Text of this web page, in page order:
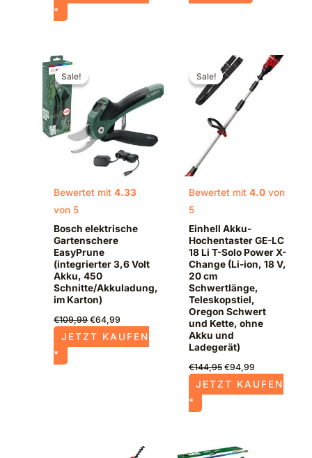
*
Sale!
Sale!
Bewertet mit4.33
von 5
Bosch elektrische
Gartenschere
EasyPrune
(integrierter 3,6 Volt
Akku, 450
Schnitte/Akkuladung,
im Karton)
€109,99 €64,99
€64,99.
JETZT KAUFEN
*
Sale!
Sale!
Bewertet mit 4.0von
5
Einhell Akku-
Hochentaster GE-LC
18 Li T-Solo Power X-
Change (Li-ion, 18 V,
20 cm
Schwertlänge,
Teleskopstiel,
Oregon Schwert
und Kette, ohne
Akku und
Ladegerät)
€144,95
Ursprünglicher
Preis
war:
€144,95
€94,99
Aktueller
Preis
ist:
€94,99.
JETZT KAUFEN
*
Ursprünglicher
Aktueller
Ursprünglicher